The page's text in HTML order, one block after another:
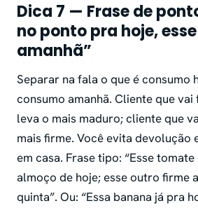
Dica 7 — Frase de
no ponto pra hoje,
amanhã”
Separar na fala o que é consumo
consumo amanhã. Cliente que
leva o mais maduro; cliente que
mais firme. Você evita devolução
em casa. Frase tipo: “Esse
almoço de hoje; esse outro firme
quinta”. Ou: “Essa banana já pra